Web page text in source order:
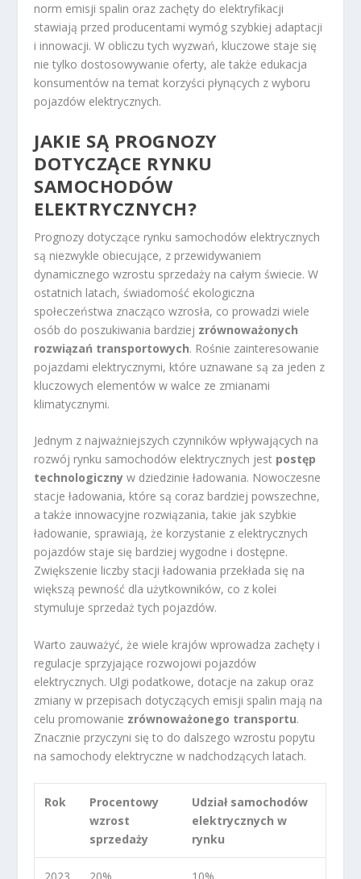
norm emisji spalin oraz zachęty do elektryfikacji
stawiają przed producentami wymóg szybkiej adaptacji
i innowacji. W obliczu tych wyzwań, kluczowe staje się
nie tylko dostosowywanie oferty, ale także edukacja
konsumentów na temat korzyści płynących z wyboru
pojazdów elektrycznych.
JAKIE SĄ PROGNOZY
DOTYCZĄCE RYNKU
SAMOCHODÓW
ELEKTRYCZNYCH?
Prognozy dotyczące rynku samochodów elektrycznych
są niezwykle obiecujące, z przewidywaniem
dynamicznego wzrostu sprzedaży na całym świecie. W
ostatnich latach, świadomość ekologiczna
społeczeństwa znacząco wzrosła, co prowadzi wiele
osób do poszukiwania bardziej zrównoważonych
rozwiązań transportowych. Rośnie zainteresowanie
pojazdami elektrycznymi, które uznawane są za jeden z
kluczowych elementów w walce ze zmianami
klimatycznymi.
Jednym z najważniejszych czynników wpływających na
rozwój rynku samochodów elektrycznych jest postęp
technologiczny w dziedzinie ładowania. Nowoczesne
stacje ładowania, które są coraz bardziej powszechne,
a także innowacyjne rozwiązania, takie jak szybkie
ładowanie, sprawiają, że korzystanie z elektrycznych
pojazdów staje się bardziej wygodne i dostępne.
Zwiększenie liczby stacji ładowania przekłada się na
większą pewność dla użytkowników, co z kolei
stymuluje sprzedaż tych pojazdów.
Warto zauważyć, że wiele krajów wprowadza zachęty i
regulacje sprzyjające rozwojowi pojazdów
elektrycznych. Ulgi podatkowe, dotacje na zakup oraz
zmiany w przepisach dotyczących emisji spalin mają na
celu promowanie zrównoważonego transportu.
Znacznie przyczyni się to do dalszego wzrostu popytu
na samochody elektryczne w nadchodzących latach.
Rok
Procentowy
wzrost
sprzedaży
Udział samochodów
elektrycznych w
rynku